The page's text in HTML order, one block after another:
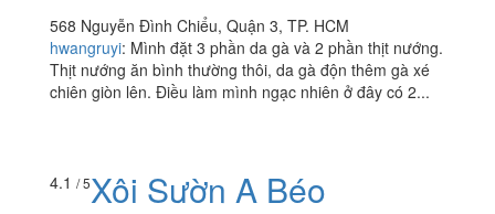
568 Nguyễn Đình Chiểu, Quận 3, TP. HCM
hwangruyi: Mình đặt 3 phần da gà và 2 phần thịt nướng.
Thịt nướng ăn bình thường thôi, da gà độn thêm gà xé
chiên giòn lên. Điều làm mình ngạc nhiên ở đây có 2...
4.1 / 5Xôi Sườn A Béo